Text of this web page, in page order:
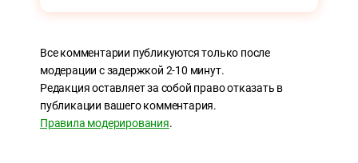
Все комментарии публикуются только после
модерации с задержкой 2-10 минут.
Редакция оставляет за собой право отказать в
публикации вашего комментария.
Правила модерирования.